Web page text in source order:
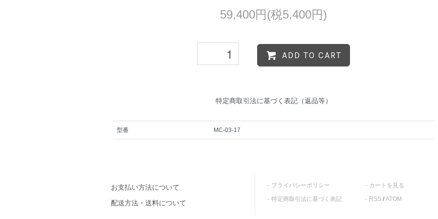
59,400円(税5,400円)
ADD TO CART
特定商取引法に基づく表記（返品等）
型番 MC-03-17
お支払い方法について
配送方法・送料について
プライバシーポリシー
特定商取引法に基づく表記
カートを見る
RSS/ATOM